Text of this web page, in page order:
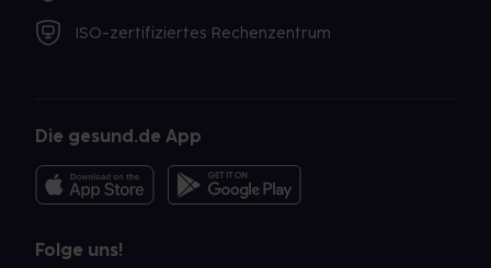
ISO-zertifiziertes Rechenzentrum
Die gesund.de App
Folge uns!